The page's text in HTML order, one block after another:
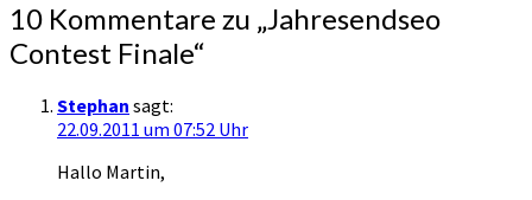
10 Kommentare zu „Jahresendseo
Contest Finale“
Stephan sagt:
22.09.2011 um 07:52 Uhr
Hallo Martin,